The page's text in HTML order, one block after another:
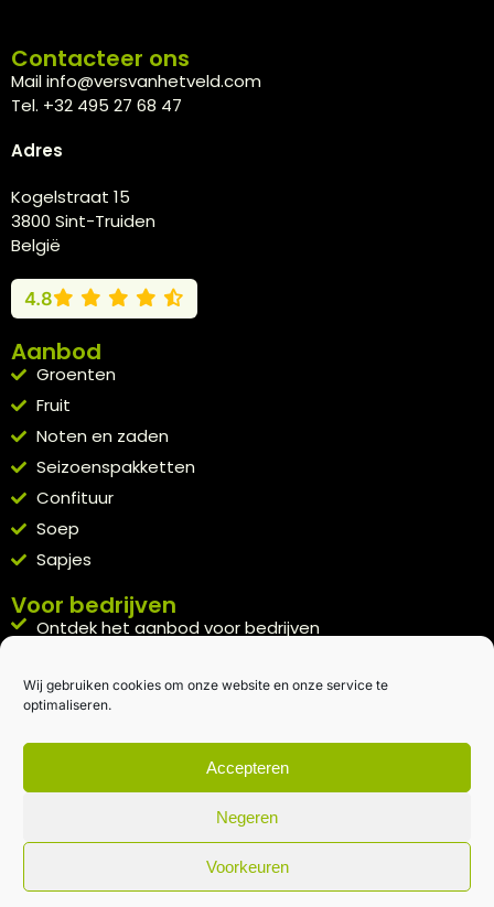
Wij gebruiken cookies om onze website en onze service te
optimaliseren.
Accepteren
Negeren
Voorkeuren
Contacteer ons
Mail info@versvanhetveld.com
Tel. +32 495 27 68 47
Adres
Kogelstraat 15
3800 Sint-Truiden
België
4.8
Aanbod
Groenten
Fruit
Noten en zaden
Seizoenspakketten
Confituur
Soep
Sapjes
Voor bedrijven
Ontdek het aanbod voor bedrijven
Kennismakingspakket aanvragen
Blijft op de hoogte
Rechtstreeks van het veld naar je inbox.
Inschrijven nieuwsbrief
Algemene voorwaarden|Privacybeleid| gemaakt met door